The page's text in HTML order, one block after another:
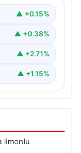
▲ +0.15%
▲ +0.38%
▲ +2.71%
▲ +1.15%
limonlu